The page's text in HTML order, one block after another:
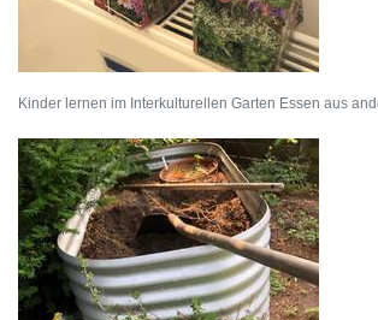
Kinder lernen im Interkulturellen Garten Essen aus